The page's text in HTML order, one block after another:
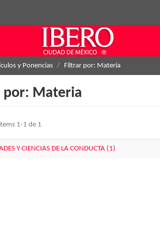
y Ponencias Filtrar por: Materia
por: Materia
1-1 de 1
Y CIENCIAS DE LA CONDUCTA (1)